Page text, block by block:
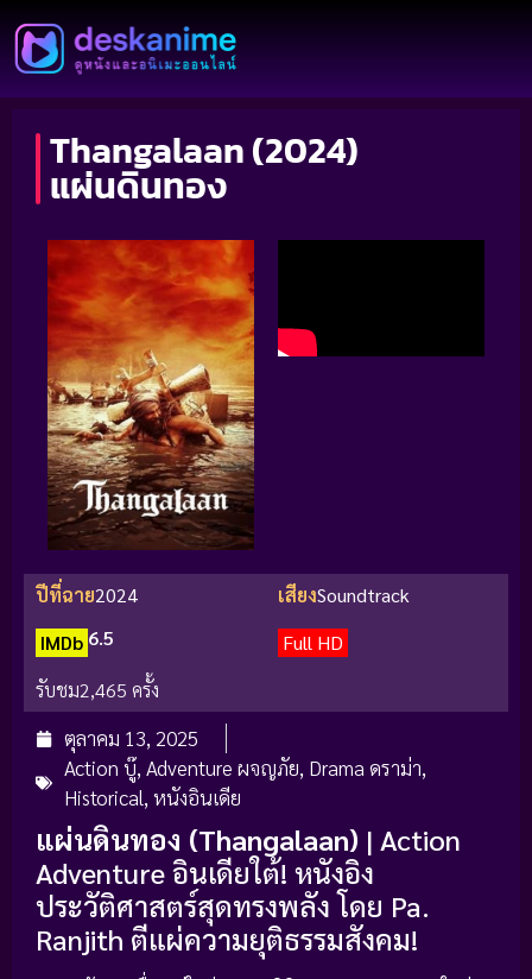
Thangalaan (2024)
แผ่นดินทอง
ปีที่ฉาย2024 เสียงSoundtrack
IMDb 6.5
Full HD
รับชม2,465 ครั้ง
ตุลาคม 13, 2025
Action บู๊, Adventure ผจญภัย, Drama ดราม่า,
Historical, หนังอินเดีย
แผ่นดินทอง (Thangalaan) | Action
Adventure อินเดียใต้! หนังอิง
ประวัติศาสตร์สุดทรงพลัง โดย Pa.
Ranjith ตีแผ่ความยุติธรรมสังคม!